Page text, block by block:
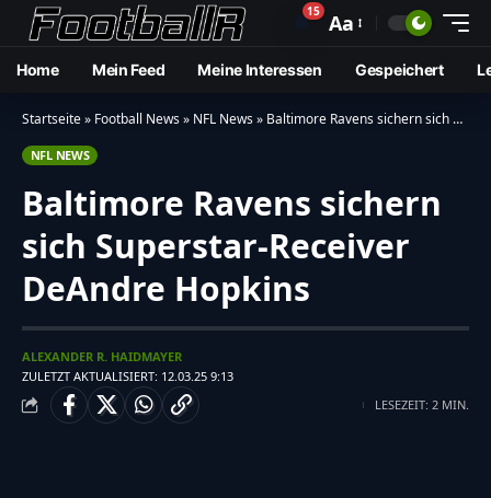
🔔15 Aa
Home Mein Feed Meine Interessen Gespeichert
Startseite» Football News» NFL News» Baltimore Ravens sichern sich Superstar-Receiver DeAndre Hopkins
NFL NEWS
Baltimore Ravens sichern
sich Superstar-Receiver
DeAndre Hopkins
ZULETZT AKTUALISIERT: 12.03.25 9:13
ALEXANDER R. HAIDMAYER
LESEZEIT: 2 MIN.